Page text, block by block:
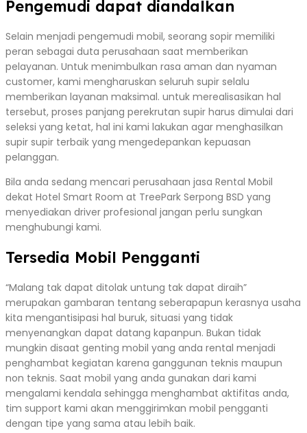
Pengemudi dapat diandalkan
Selain menjadi pengemudi mobil, seorang sopir memiliki
peran sebagai duta perusahaan saat memberikan
pelayanan. Untuk menimbulkan rasa aman dan nyaman
customer, kami mengharuskan seluruh supir selalu
memberikan layanan maksimal. untuk merealisasikan hal
tersebut, proses panjang perekrutan supir harus dimulai dari
seleksi yang ketat, hal ini kami lakukan agar menghasilkan
supir supir terbaik yang mengedepankan kepuasan
pelanggan.
Bila anda sedang mencari perusahaan jasa Rental Mobil
dekat Hotel Smart Room at TreePark Serpong BSD yang
menyediakan driver profesional jangan perlu sungkan
menghubungi kami.
Tersedia Mobil Pengganti
“Malang tak dapat ditolak untung tak dapat diraih”
merupakan gambaran tentang seberapapun kerasnya usaha
kita mengantisipasi hal buruk, situasi yang tidak
menyenangkan dapat datang kapanpun. Bukan tidak
mungkin disaat genting mobil yang anda rental menjadi
penghambat kegiatan karena ganggunan teknis maupun
non teknis. Saat mobil yang anda gunakan dari kami
mengalami kendala sehingga menghambat aktifitas anda,
tim support kami akan menggirimkan mobil pengganti
dengan tipe yang sama atau lebih baik.